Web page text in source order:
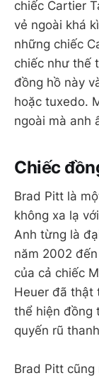
chiếc Cartier
vẻ ngoài khá
những chiếc
chiếc như thế
đồng hồ này
hoặc tuxedo.
ngoài mà anh
Chiếc
Brad Pitt là
không xa lạ
Anh từng là
năm 2002
của cả chiếc
Heuer đã thật
thể hiện đồng
quyến rũ
Brad Pitt